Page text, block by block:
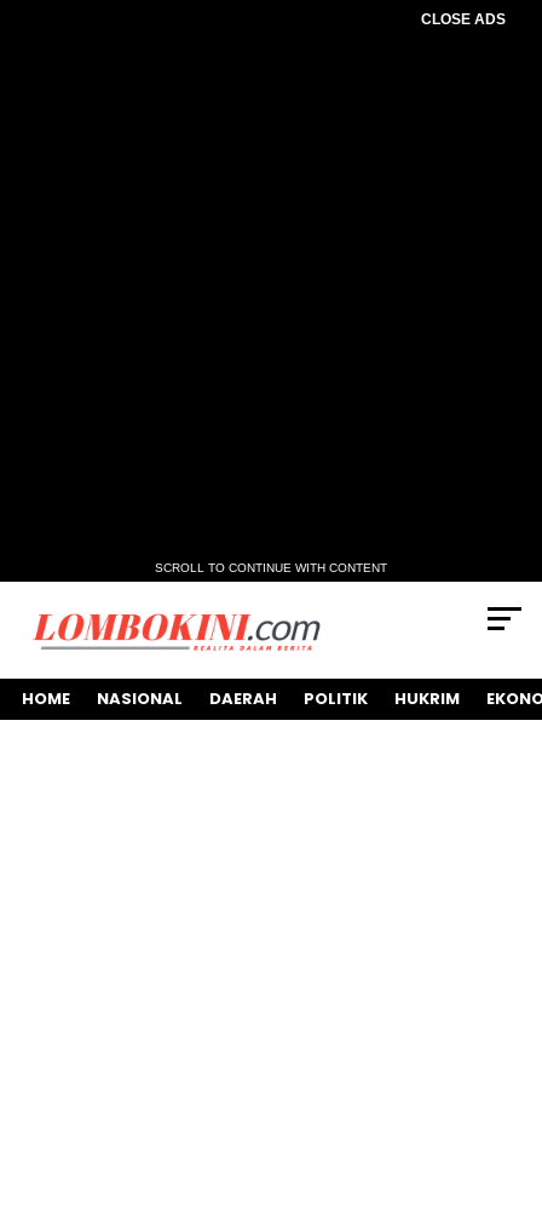
CLOSE ADS
SCROLL TO CONTINUE WITH CONTENT
HOME NASIONAL DAERAH POLITIK HUKRIM